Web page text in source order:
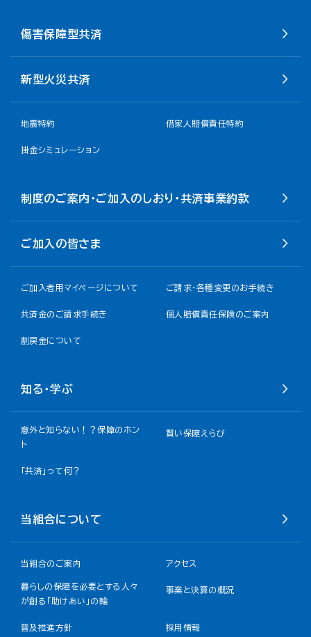
傷害保障型共済
新型火災共済
地震特約 借家人賠償責任特約
掛金シミュレーション
制度のご案内・ご加入のしおり・共済事業約款
ご加入の皆さま
ご加入者用マイページについて ご請求・各種変更のお手続き
共済金のご請求手続き 個人賠償責任保険のご案内
割戻金について​
知る・学ぶ
意外と知らない！？保障のホン
ト
賢い保障えらび
「共済」って何？
当組合について
当組合のご案内 アクセス
暮らしの保障を必要とする人々
が創る「助けあい」の輪
事業と決算の概況
普及推進方針 採用情報